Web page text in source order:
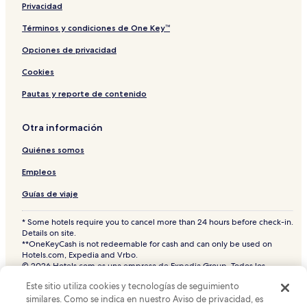
Hoteles con cocina cerca de Riva degli Schiavoni
Hoteles con estacionamiento en Venecia
Hoteles LGBTQIA en Veneto
Hoteles de ski en Veneto
Casas de huéspedes en Zattere
Hoteles 5 estrellas en Fondamenta Nuove
Hoteles cerca de Museo del Vidrio de Murano
Departamentos en Bacino San Marco
Casas de huéspedes en Venecia
Hoteles de lujo cerca de Riva degli Schiavoni
Casas de campo en Riva degli Schiavoni
Hoteles de playa en Venecia
Hoteles cerca de Basílica de San Juan y San Pablo
Privacidad
Términos y condiciones de One Key™
Opciones de privacidad
Cookies
Pautas y reporte de contenido
Otra información
Quiénes somos
Empleos
Guías de viaje
* Some hotels require you to cancel more than 24 hours before check-in.
Details on site.
**OneKeyCash is not redeemable for cash and can only be used on
Hotels.com, Expedia and Vrbo.
© 2026 Hotels.com es una empresa de Expedia Group. Todos los
Hoteles.com y el logotipo de Hoteles.com son marcas comerciales o
marcas comerciales registradas de Hotels.com, L.P. CST# 2029030-50.
Este sitio utiliza cookies y tecnologías de seguimiento
similares. Como se indica en nuestro Aviso de privacidad, es